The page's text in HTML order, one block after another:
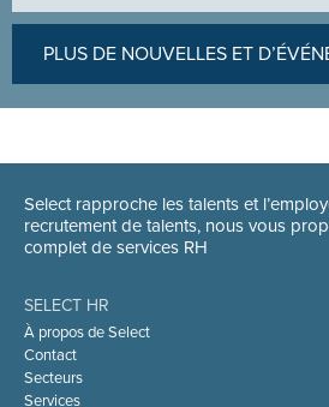
PLUS DE NOUVELLES ET
Select rapproche les talents et
recrutement de talents, nous vous
complet de services RH
SELECT HR
À propos de Select
Contact
Secteurs
Services